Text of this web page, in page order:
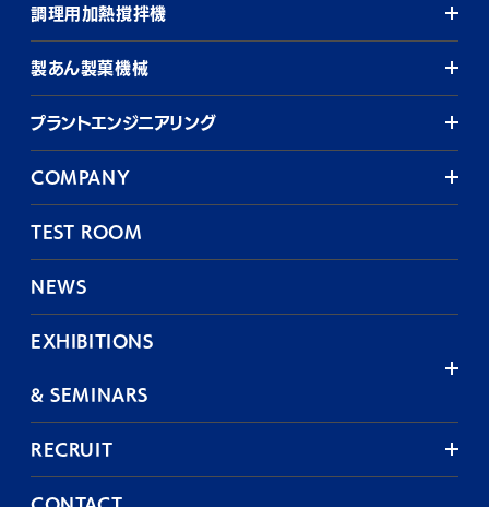
調理用加熱撹拌機
製あん製菓機械
プラントエンジニアリング
COMPANY
TEST ROOM
NEWS
EXHIBITIONS
& SEMINARS
RECRUIT
CONTACT